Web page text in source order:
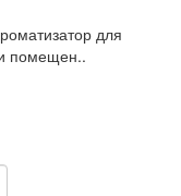
для
помещен..